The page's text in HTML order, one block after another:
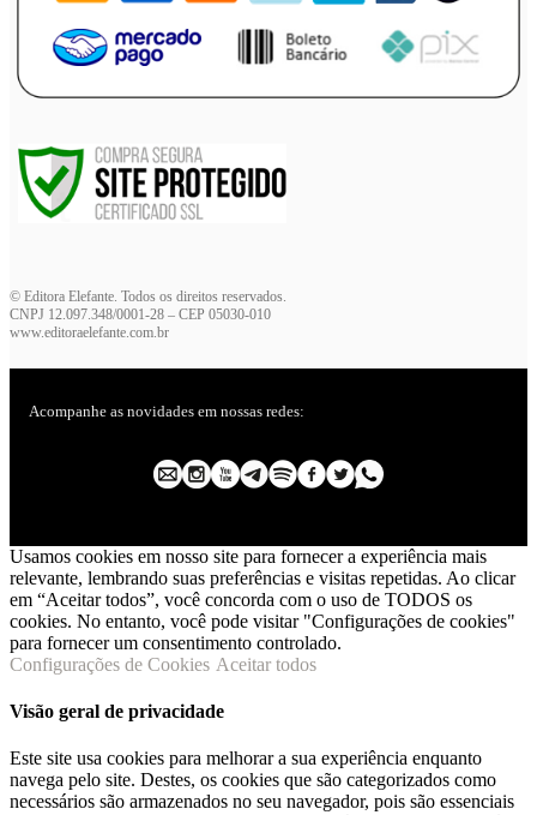
© Editora Elefante. Todos os direitos reservados.
CNPJ 12.097.348/0001-28 – CEP 05030-010
www.editoraelefante.com.br
Acompanhe as novidades em nossas redes:
Usamos cookies em nosso site para fornecer a experiência mais
relevante, lembrando suas preferências e visitas repetidas. Ao clicar
em “Aceitar todos”, você concorda com o uso de TODOS os
cookies. No entanto, você pode visitar "Configurações de cookies"
para fornecer um consentimento controlado.
Configurações de Cookies Aceitar todos
Visão geral de privacidade
Este site usa cookies para melhorar a sua experiência enquanto
navega pelo site. Destes, os cookies que são categorizados como
necessários são armazenados no seu navegador, pois são essenciais